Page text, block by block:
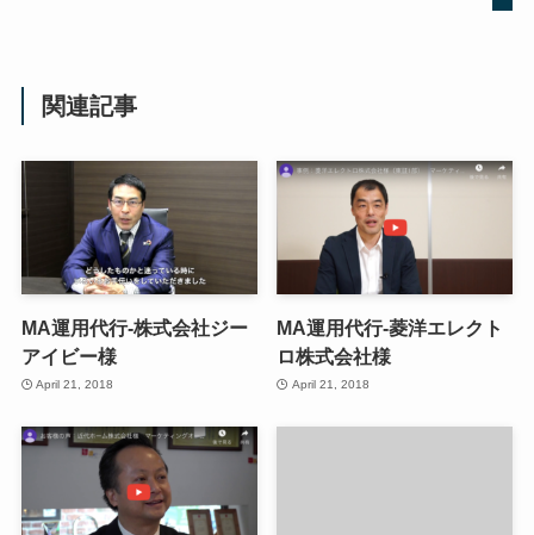
関連記事
MA運用代行-株式会社ジー
アイビー様
April 21, 2018
MA運用代行-菱洋エレクト
ロ株式会社様
April 21, 2018